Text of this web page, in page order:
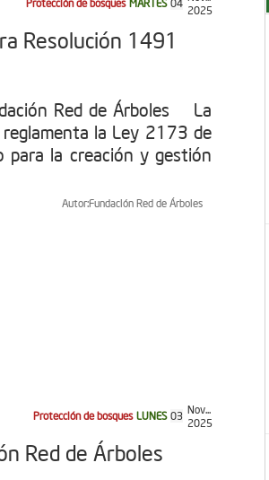
Protección de bosques MARTES 04 2025
Resolución 1491
Red de Árboles La
la Ley 2173 de
para la creación y gestión
Autor:Fundación Red de Árboles
Protección de bosques LUNES 03 Nov...
2025
Red de Árboles